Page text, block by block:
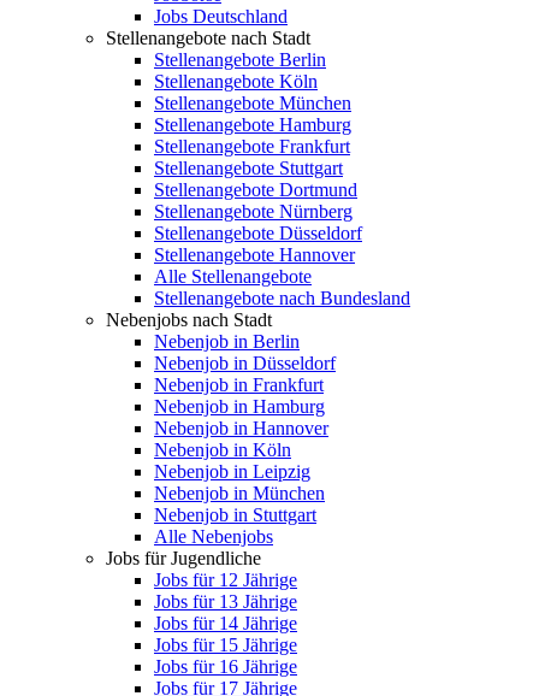
Jobs Deutschland
Stellenangebote nach Stadt
Stellenangebote Berlin
Stellenangebote Köln
Stellenangebote München
Stellenangebote Hamburg
Stellenangebote Frankfurt
Stellenangebote Stuttgart
Stellenangebote Dortmund
Stellenangebote Nürnberg
Stellenangebote Düsseldorf
Stellenangebote Hannover
Alle Stellenangebote
Stellenangebote nach Bundesland
Nebenjobs nach Stadt
Nebenjob in Berlin
Nebenjob in Düsseldorf
Nebenjob in Frankfurt
Nebenjob in Hamburg
Nebenjob in Hannover
Nebenjob in Köln
Nebenjob in Leipzig
Nebenjob in München
Nebenjob in Stuttgart
Alle Nebenjobs
Jobs für Jugendliche
Jobs für 12 Jährige
Jobs für 13 Jährige
Jobs für 14 Jährige
Jobs für 15 Jährige
Jobs für 16 Jährige
Jobs für 17 Jährige